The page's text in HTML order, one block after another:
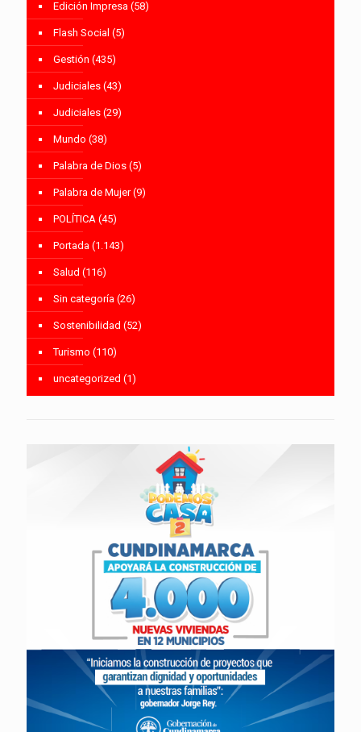
Edición Impresa (58)
Flash Social (5)
Gestión (435)
Judiciales (43)
Judiciales (29)
Mundo (38)
Palabra de Dios (5)
Palabra de Mujer(9)
POLÍTICA (45)
Portada (1.143)
Salud (116)
Sin categoría (26)
Sostenibilidad (52)
Turismo (110)
uncategorized (1)